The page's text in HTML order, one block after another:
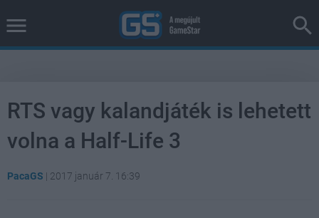
RTS vagy kalandjáték is lehetett
volna a Half-Life 3
PacaGS | 2017 január 7. 16:39